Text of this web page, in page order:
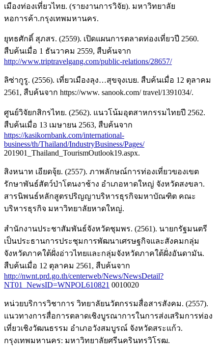
เมืองท่องเที่ยวไทย. (รายงานการวิจัย). มหาวิทยาลัย
หอการค้า.กรุงเทพมหานคร.
ยุทธศักดิ์ สุภสร. (2559). เปิดแผนการตลาดท่องเที่ยวปี 2560.
สืบค้นเมื่อ 1 ธันวาคม 2559, สืบค้นจาก
http://www.triptravelgang.com/public-relations/28657/
ลิซ่ากูรู. (2556). เที่ยวเมืองลุง…สุขจุงเบย. สืบค้นเมื่อ 12 ตุลาคม
2561, สืบค้นจาก https://www. sanook.com/ travel/1391034/.
ศูนย์วิจัยกสิกรไทย. (2562). แนวโน้มอุตสาหกรรมไทยปี 2562.
สืบค้นเมื่อ 13 เมษายน 2563, สืบค้นจาก
https://kasikornbank.com/international-
business/th/Thailand/IndustryBusiness/Pages/
201901_Thailand_TourismOutlook19.aspx.
สิงหนาท เอียดจุ้ย. (2557). ภาพลักษณ์การท่องเที่ยวของเขต
รักษาพันธ์สัตว์ป่าโตนงาช้าง อำเภอหาดใหญ่ จังหวัดสงขลา.
สารนิพนธ์หลักสูตรปริญญาบริหารธุรกิจมหาบัณฑิต คณะ
บริหารธุรกิจ มหาวิทยาลัยหาดใหญ่.
สำนักงานประชาสัมพันธ์จังหวัดชุมพร. (2561). นายกรัฐมนตรี
เป็นประธานการประชุมการพัฒนาเศรษฐกิจและสังคมกลุ่ม
จังหวัดภาคใต้ฝั่งอ่าวไทยและกลุ่มจังหวัดภาคใต้ฝั่งอันดามัน.
สืบค้นเมื่อ 12 ตุลาคม 2561, สืบค้นจาก
http://nwnt.prd.go.th/centerweb/News/NewsDetail?
NT01_NewsID=WNPOL610821 0010020
หน่วยบริการวิชาการ วิทยาลัยนวัตกรรมสื่อสารสังคม. (2557).
แนวทางการสื่อการตลาดเชิงบูรณาการในการส่งเสริมการท่อง
เที่ยวเชิงวัฒนธรรม อำเภอวังสมบูรณ์ จังหวัดสระแก้ว.
กรุงเทพมหานคร: มหาวิทยาลัยศรีนครินทรวิโรฒ.